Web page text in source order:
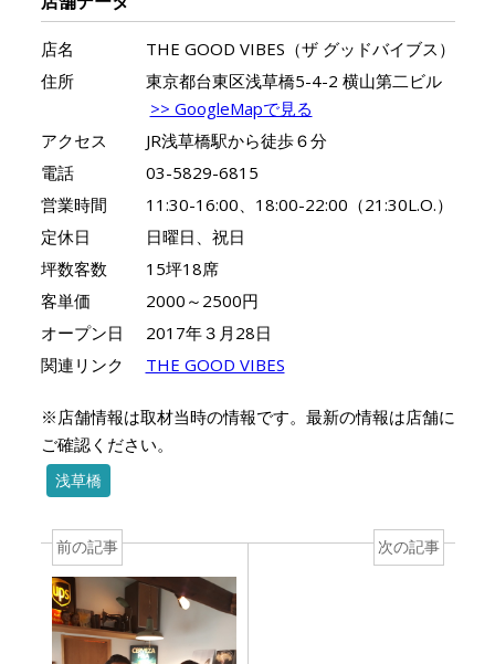
店名
THE GOOD VIBES（ザ グッドバイブス）
住所
東京都台東区浅草橋5-4-2 横山第二ビル
>> GoogleMapで見る
アクセス
JR浅草橋駅から徒歩６分
電話
03-5829-6815
営業時間
11:30-16:00、18:00-22:00（21:30L.O.）
定休日
日曜日、祝日
坪数客数
15坪18席
客単価
2000～2500円
オープン日
2017年３月28日
関連リンク
THE GOOD VIBES
※店舗情報は取材当時の情報です。最新の情報は店舗に
ご確認ください。
浅草橋
前の記事 次の記事